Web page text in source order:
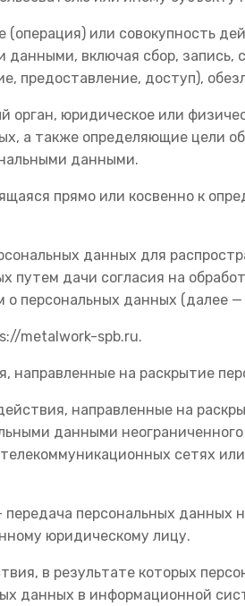
или совокупность
данными, включая сбор,
предоставление, доступ),
орган, юридическое или
а также определяющие цели
данными.
прямо или косвенно к
данных для
путем дачи согласия на
персональных данных (далее
metalwork-spb.ru.
направленные на раскрытие
направленные на
данными
сетях
персональных
юридическому лицу.
в результате которых
данных в информационной